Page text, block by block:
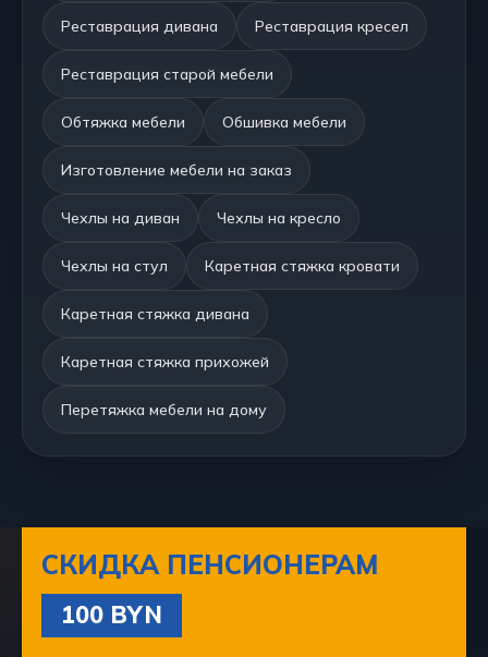
Реставрация дивана Реставрация кресел
Реставрация старой мебели
Обтяжка мебели Обшивка мебели
Изготовление мебели на заказ
Чехлы на диван Чехлы на кресло
Чехлы на стул Каретная стяжка кровати
Каретная стяжка дивана
Каретная стяжка прихожей
Перетяжка мебели на дому
СКИДКА ПЕНСИОНЕРАМ
100 BYN